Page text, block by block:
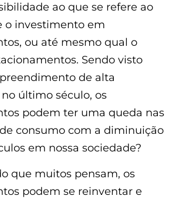
ao que se refere ao
o investimento em
ou até mesmo qual o
Sendo visto
de alta
último século, os
podem ter uma queda nas
consumo com a diminuição
em nossa sociedade?
que muitos pensam, os
podem se reinventar e